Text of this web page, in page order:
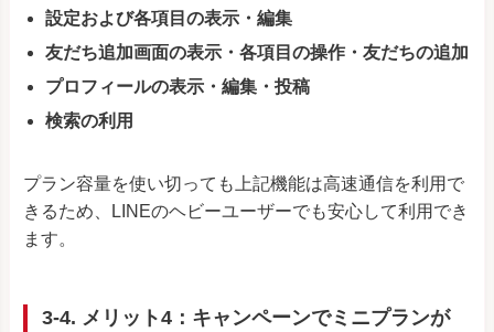
設定および各項目の表示・編集
友だち追加画面の表示・各項目の操作・友だちの追加
プロフィールの表示・編集・投稿
検索の利用
プラン容量を使い切っても上記機能は高速通信を利用で
きるため、LINEのヘビーユーザーでも安心して利用でき
ます。
3-4. メリット4：キャンペーンでミニプランが